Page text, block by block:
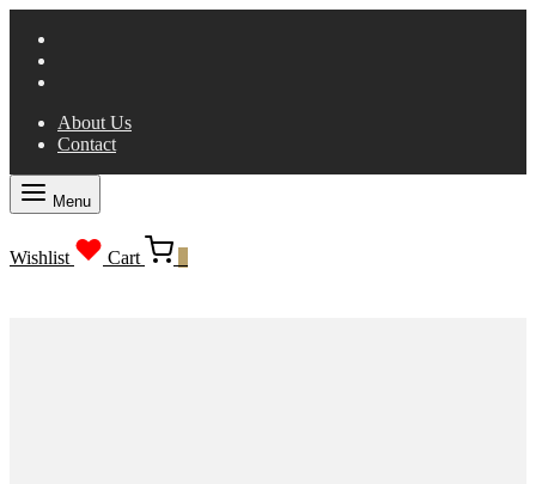
About Us
Contact
Menu
Wishlist Cart